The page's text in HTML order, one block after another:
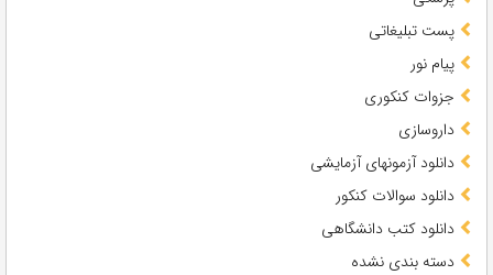
پست تبلیغاتی
پیام نور
جزوات کنکوری
داروسازی
دانلود آزمونهای آزمایشی
دانلود سوالات کنکور
دانلود کتب دانشگاهی
دسته بندی نشده